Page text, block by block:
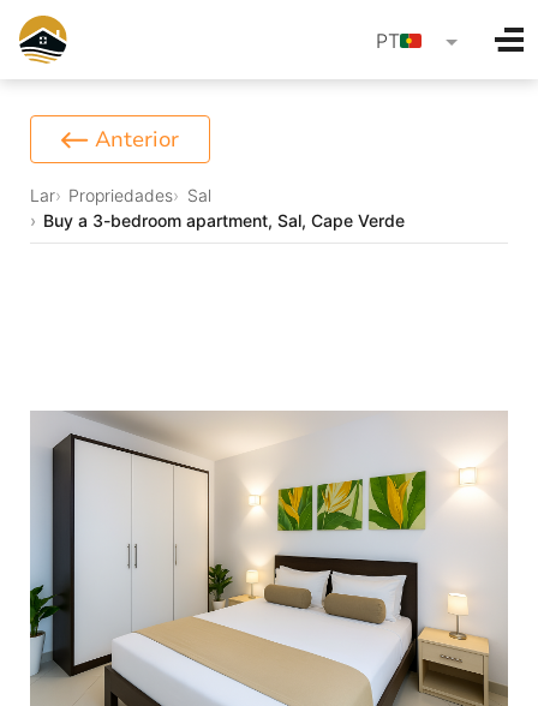
language
PT
Anterior
Lar Propriedades
Sal
Buy a 3-bedroom apartment, Sal, Cape Verde